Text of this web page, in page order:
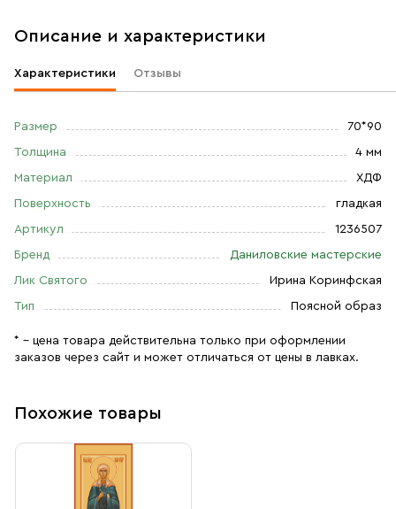
Описание и характеристики
Характеристики Отзывы
Размер 70*90
Толщина 4 мм
Материал ХДФ
Поверхность гладкая
Артикул 1236507
Бренд Даниловские мастерские
Лик Святого Ирина Коринфская
Тип Поясной образ
* – цена товара действительна только при оформлении
заказов через сайт и может отличаться от цены в лавках.
Похожие товары